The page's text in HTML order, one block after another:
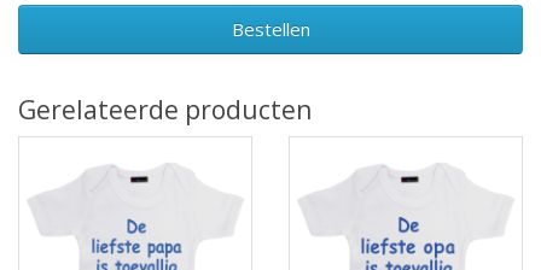
Bestellen
Gerelateerde producten